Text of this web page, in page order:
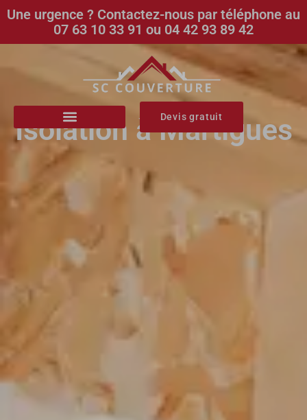
Une urgence ? Contactez-nous par téléphone au
07 63 10 33 91 ou 04 42 93 89 42
Devis gratuit
Isolation à Martigues